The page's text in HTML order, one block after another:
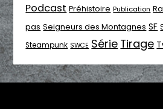
Podcast Préhistoire Publication
pas Seigneurs des Montagnes SF
Steampunk SWCE Série Tirage